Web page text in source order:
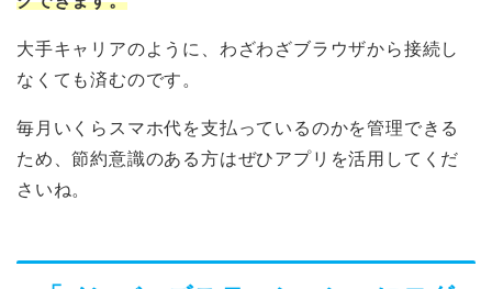
大手キャリアのように、わざわざブラウザから接続し
なくても済むのです。
毎月いくらスマホ代を支払っているのかを管理できる
ため、節約意識のある方はぜひアプリを活用してくだ
さいね。